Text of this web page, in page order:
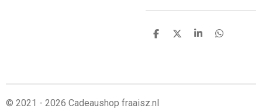
D
D
S
D
© 2021 - 2026 Cadeaushop fraaisz.nl